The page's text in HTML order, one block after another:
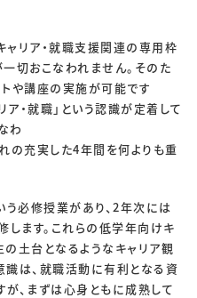
リア・就職支援関連の専用枠
切おこなわれません。そのた
や講座の実施が可能です
ア・就職」という認識が定着して
わ
の充実した4年間を何よりも重
う必修授業があり、2年次には
します。これらの低学年向けキ
土台となるようなキャリア観
識は、就職活動に有利となる資
、まずは心身ともに成熟して